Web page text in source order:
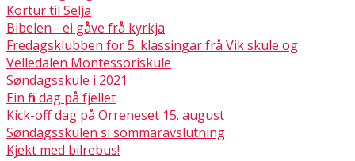
Kortur til Selja
Bibelen - ei gåve frå kyrkja
Fredagsklubben for 5. klassingar frå Vik skule og
Velledalen Montessoriskule
Søndagsskule i 2021
Ein fin dag på fjellet
Kick-off dag på Orreneset 15. august
Søndagsskulen si sommaravslutning
Kjekt med bilrebus!